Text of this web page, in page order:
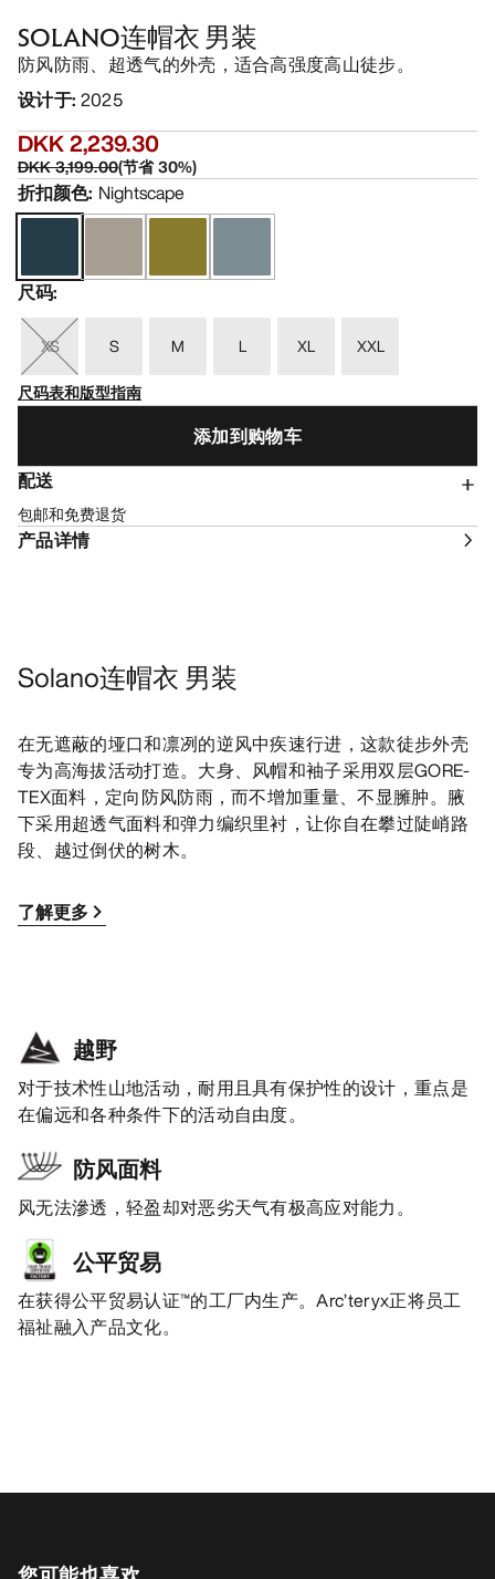
SOLANO连帽衣 男装
防风防雨、超透气的外壳，适合高强度高山徒步。
设计于: 2025
DKK 2,239.30
DKK 3,199.00(节省30%)
折扣颜色: Nightscape
尺码:
XS S M L XL
XXL
尺码表和版型指南
添加到购物车
配送
包邮和免费退货
产品详情
Solano连帽衣 男装
在无遮蔽的垭口和凛冽的逆风中疾速行进，这款徒步外壳
专为高海拔活动打造。大身、风帽和袖子采用双层GORE-
TEX面料，定向防风防雨，而不增加重量、不显臃肿。腋
下采用超透气面料和弹力编织里衬，让你自在攀过陡峭路
段、越过倒伏的树木。
了解更多
越野
对于技术性山地活动，耐用且具有保护性的设计，重点是
在偏远和各种条件下的活动自由度。
防风面料
风无法滲透，轻盈却对恶劣天气有极高应对能力。
公平贸易
在获得公平贸易认证™的工厂内生产。Arc’teryx正将员工
福祉融入产品文化。